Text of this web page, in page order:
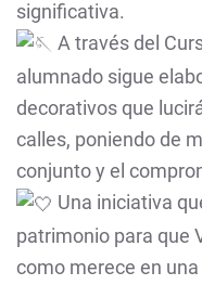
significativa.
A través del
alumnado sigue
decorativos que
calles, poniendo de
conjunto y el
Una iniciativa
patrimonio para que
como merece en